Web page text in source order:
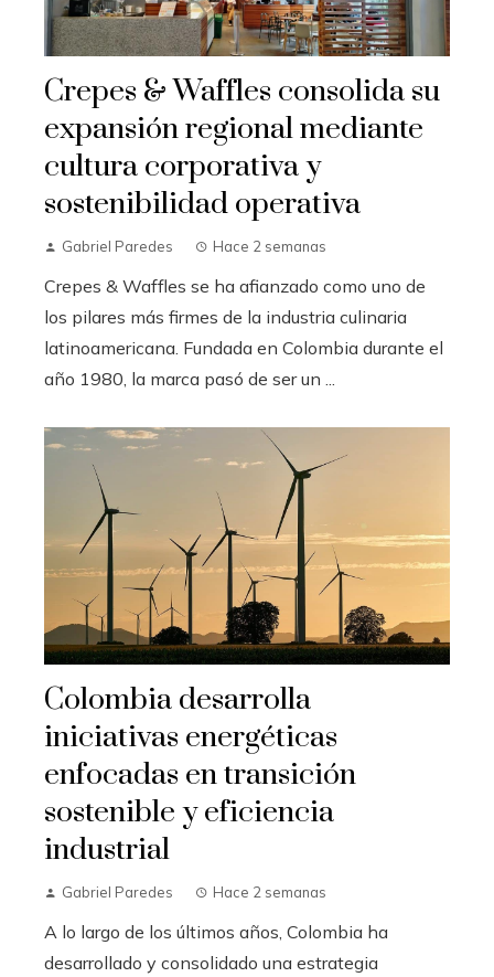
Crepes & Waffles consolida su
expansión regional mediante
cultura corporativa y
sostenibilidad operativa
Gabriel Paredes Hace 2 semanas
Crepes & Waffles se ha afianzado como uno de
los pilares más firmes de la industria culinaria
latinoamericana. Fundada en Colombia durante el
año 1980, la marca pasó de ser un ...
Colombia desarrolla
iniciativas energéticas
enfocadas en transición
sostenible y eficiencia
industrial
Gabriel Paredes Hace 2 semanas
A lo largo de los últimos años, Colombia ha
desarrollado y consolidado una estrategia